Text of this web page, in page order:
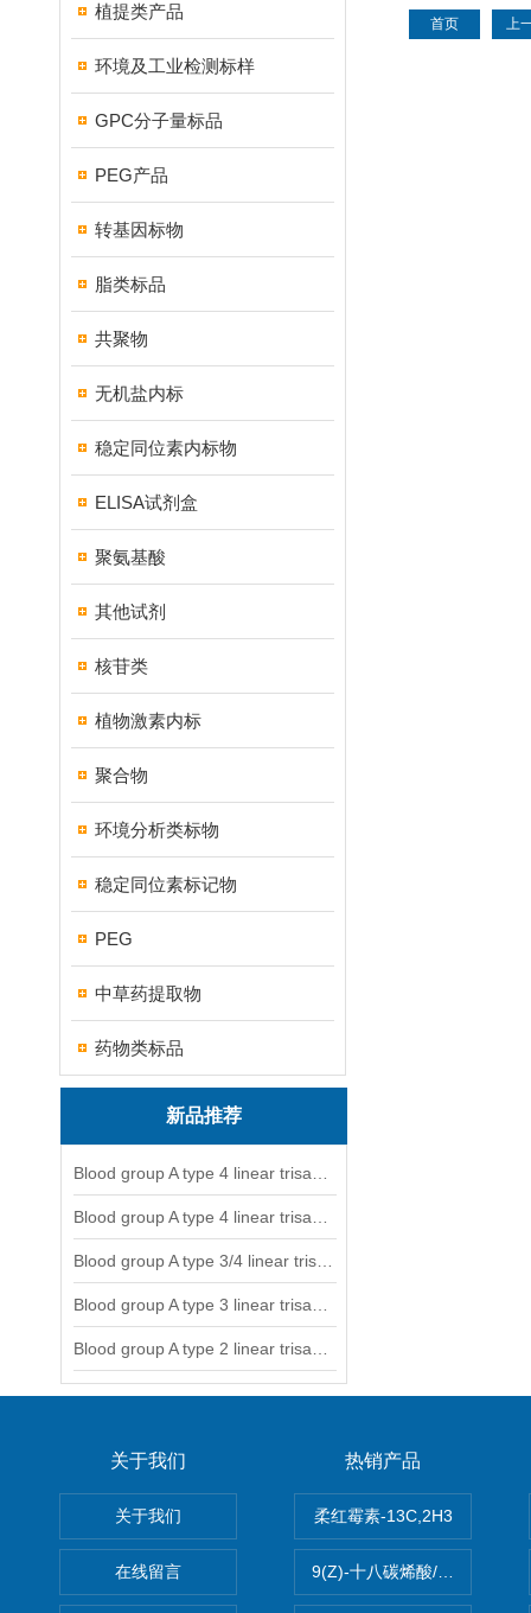
植提类产品
环境及工业检测标样
GPC分子量标品
PEG产品
转基因标物
脂类标品
共聚物
无机盐内标
稳定同位素内标物
ELISA试剂盒
聚氨基酸
其他试剂
核苷类
植物激素内标
聚合物
环境分析类标物
稳定同位素标记物
PEG
中草药提取物
药物类标品
新品推荐
首页 上
关于我们
关于我们
在线留言
热销产品
柔红霉素-13C,2H3
9(Z)-十八碳烯酸/油酸